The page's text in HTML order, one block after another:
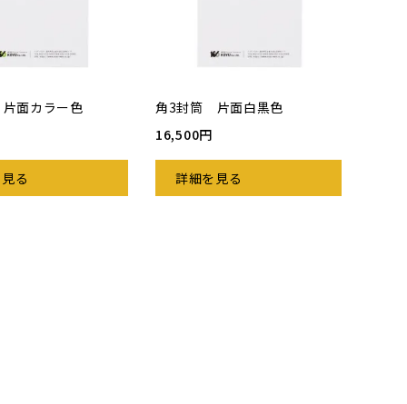
面カラー色
る
角3封筒 片面白黒色
16,500円
詳細を見る